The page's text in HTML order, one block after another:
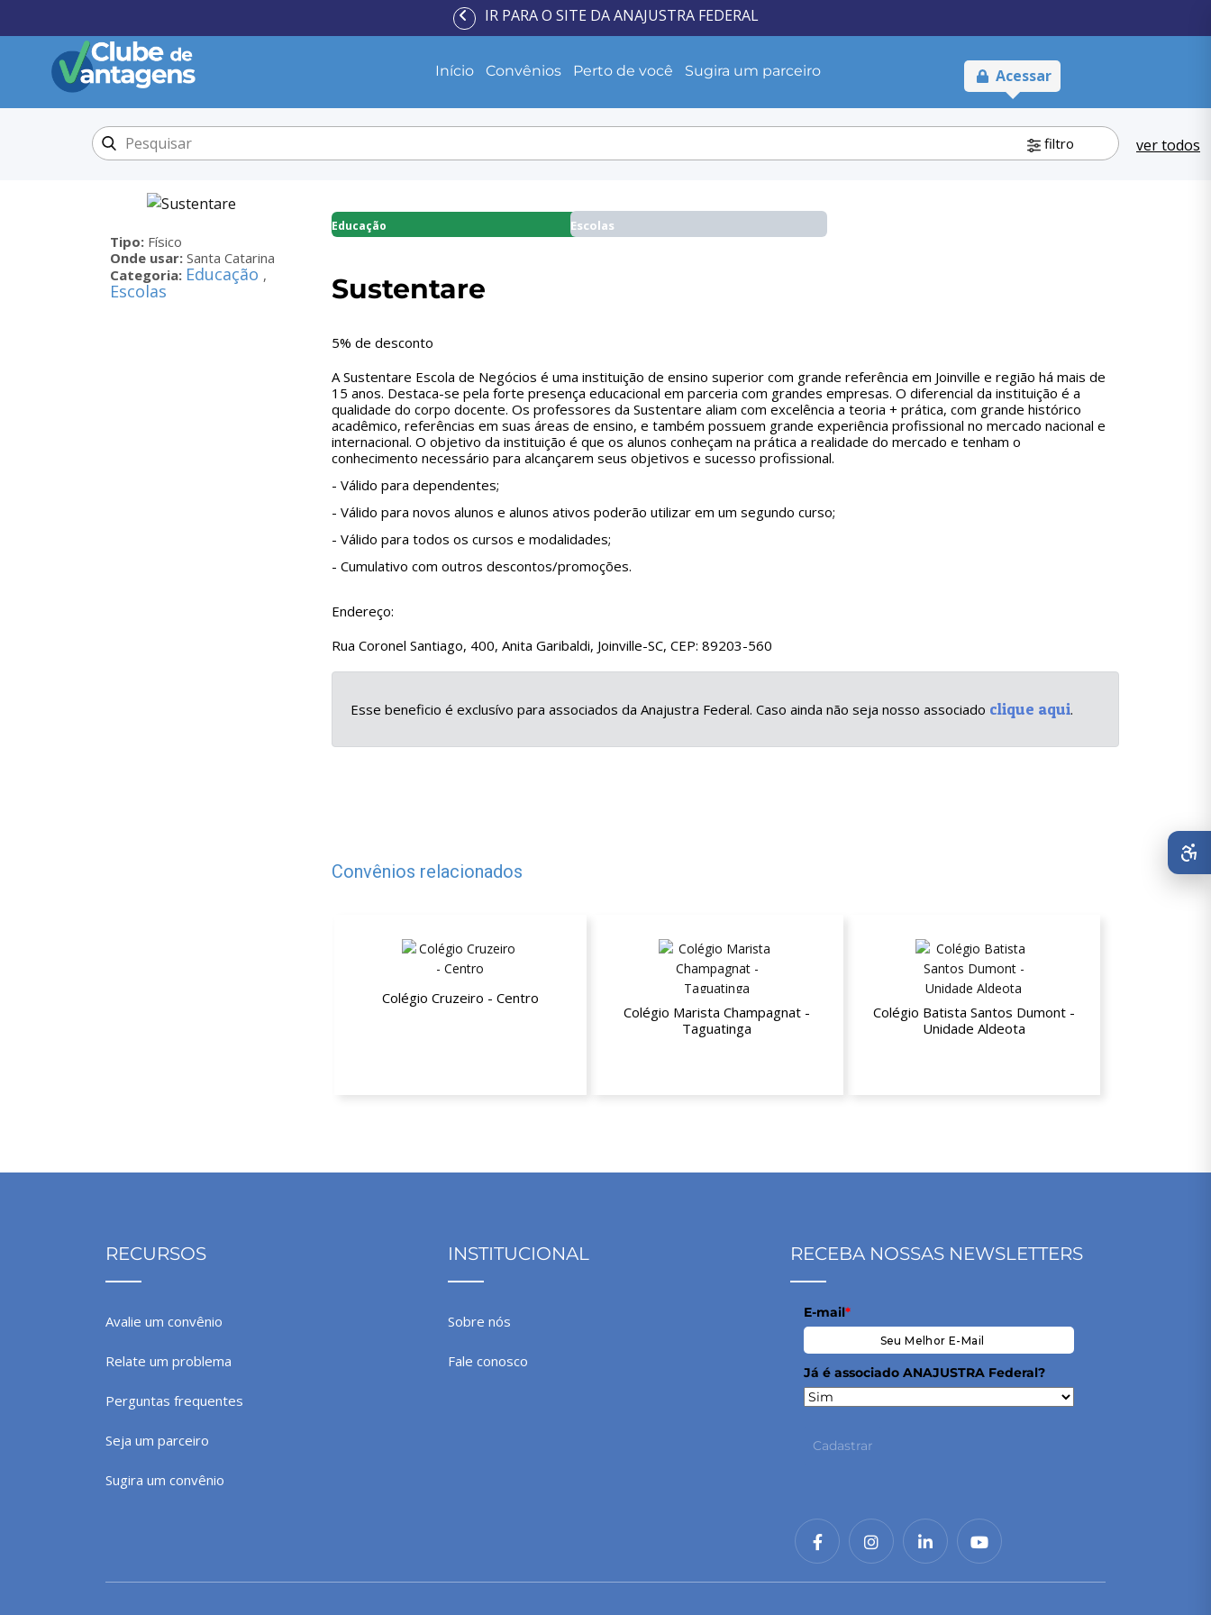
IR PARA O SITE DA ANAJUSTRA FEDERAL
Início Convênios Perto de você Sugira um parceiro Acessar
filtro ver todos
Tipo: Físico
Onde usar: Santa Catarina
Categoria: Educação ,
Escolas
Educação Escolas
Sustentare
5% de desconto
A Sustentare Escola de Negócios é uma instituição de ensino superior com grande referência em Joinville e região há mais de
15 anos. Destaca-se pela forte presença educacional em parceria com grandes empresas. O diferencial da instituição é a
qualidade do corpo docente. Os professores da Sustentare aliam com excelência a teoria + prática, com grande histórico
acadêmico, referências em suas áreas de ensino, e também possuem grande experiência profissional no mercado nacional e
internacional. O objetivo da instituição é que os alunos conheçam na prática a realidade do mercado e tenham o
conhecimento necessário para alcançarem seus objetivos e sucesso profissional.
- Válido para dependentes;
- Válido para novos alunos e alunos ativos poderão utilizar em um segundo curso;
- Válido para todos os cursos e modalidades;
- Cumulativo com outros descontos/promoções.
Endereço:
Rua Coronel Santiago, 400, Anita Garibaldi, Joinville-SC, CEP: 89203-560
Esse beneficio é exclusívo para associados da Anajustra Federal. Caso ainda não seja nosso associado clique aqui.
Convênios relacionados
Colégio Cruzeiro - Centro
Colégio Marista Champagnat -
Taguatinga
Colégio Batista Santos Dumont -
Unidade Aldeota
RECURSOS
Avalie um convênio
Relate um problema
Perguntas frequentes
Seja um parceiro
Sugira um convênio
INSTITUCIONAL
Sobre nós
Fale conosco
RECEBA NOSSAS NEWSLETTERS
E-mail*
Já é associado ANAJUSTRA Federal?
Cadastrar